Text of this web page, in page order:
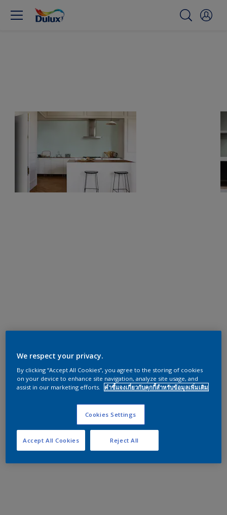
We respect your privacy.
By clicking “Accept All Cookies”, you agree to the storing of cookies
on your device to enhance site navigation, analyze site usage, and
assist in our marketing efforts.
คำชี้แจงเกี่ยวกับคุกกี้สำหรับข้อมูลเพิ่มเติม
Cookies Settings
Reject All
Accept All Cookies